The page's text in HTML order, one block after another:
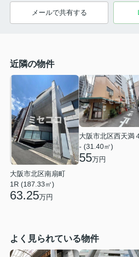
メールで共有する
近隣の物件
大阪市北区南扇町
1R (187.33㎡)
63.25万円
大阪市北区西天満
- (31.40㎡)
55万円
よく見られている物件